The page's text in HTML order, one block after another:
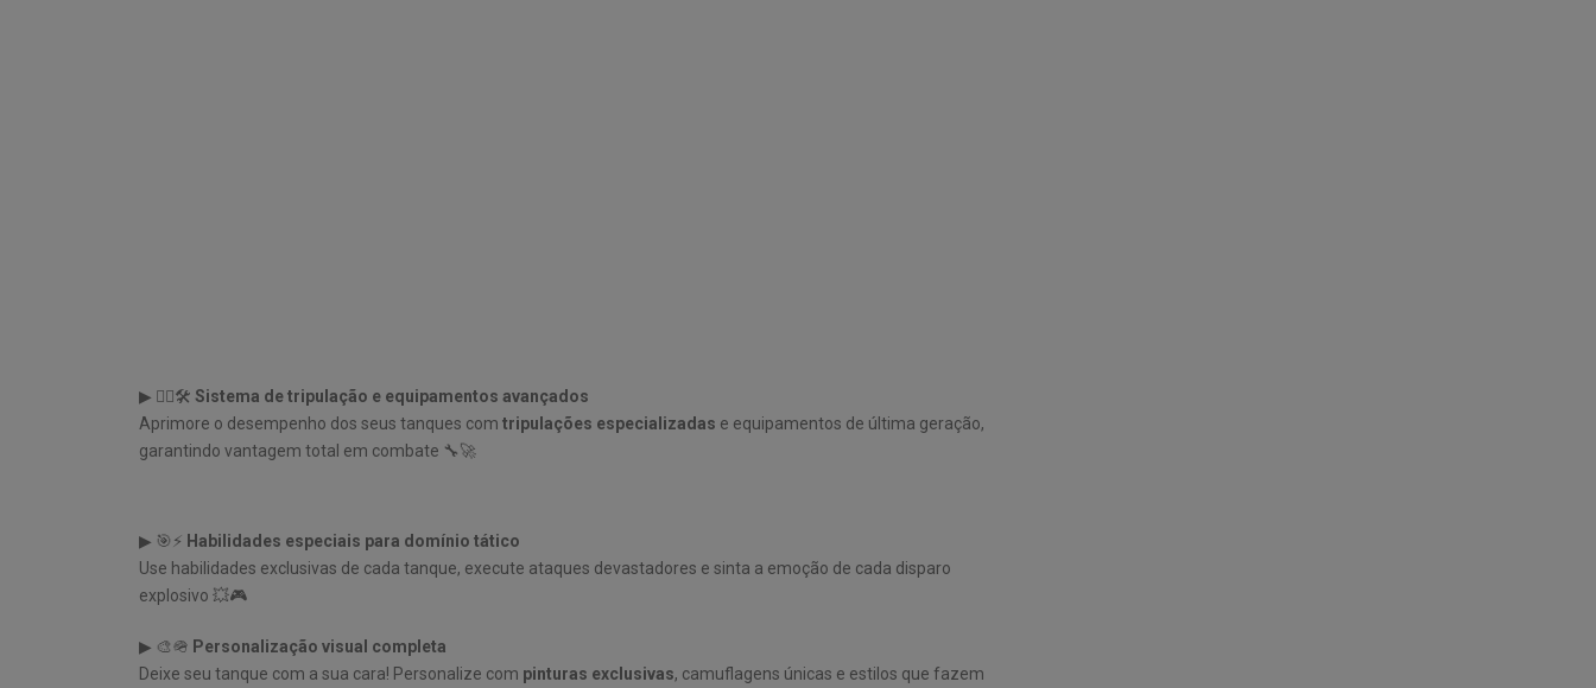
▶ 🧑‍✈️🛠️ Sistema de tripulação e equipamentos avançados
Aprimore o desempenho dos seus tanques com tripulações especializadas e equipamentos de última geração,
garantindo vantagem total em combate 🔧🚀
▶ 🎯⚡ Habilidades especiais para domínio tático
Use habilidades exclusivas de cada tanque, execute ataques devastadores e sinta a emoção de cada disparo
explosivo 💥🎮
▶ 🎨🪖 Personalização visual completa
Deixe seu tanque com a sua cara! Personalize com pinturas exclusivas, camuflagens únicas e estilos que fazem